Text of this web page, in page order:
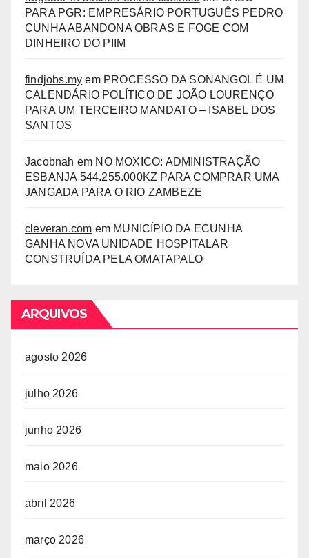
PARA PGR: EMPRESÁRIO PORTUGUÊS PEDRO
CUNHA ABANDONA OBRAS E FOGE COM
DINHEIRO DO PIIM
findjobs.my em PROCESSO DA SONANGOL É UM
CALENDÁRIO POLÍTICO DE JOÃO LOURENÇO
PARA UM TERCEIRO MANDATO – ISABEL DOS
SANTOS
Jacobnah em NO MOXICO: ADMINISTRAÇÃO
ESBANJA 544.255.000KZ PARA COMPRAR UMA
JANGADA PARA O RIO ZAMBEZE
cleveran.com em MUNICÍPIO DA ECUNHA
GANHA NOVA UNIDADE HOSPITALAR
CONSTRUÍDA PELA OMATAPALO
ARQUIVOS
agosto 2026
julho 2026
junho 2026
maio 2026
abril 2026
março 2026